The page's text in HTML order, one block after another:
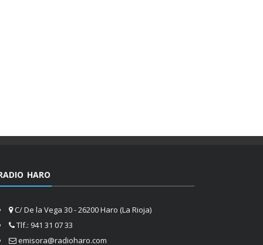
HARO
C/ De la Vega 30 - 26200 Haro (La Rioja)
Tlf.: 941 31 07 33
emisora@radioharo.com